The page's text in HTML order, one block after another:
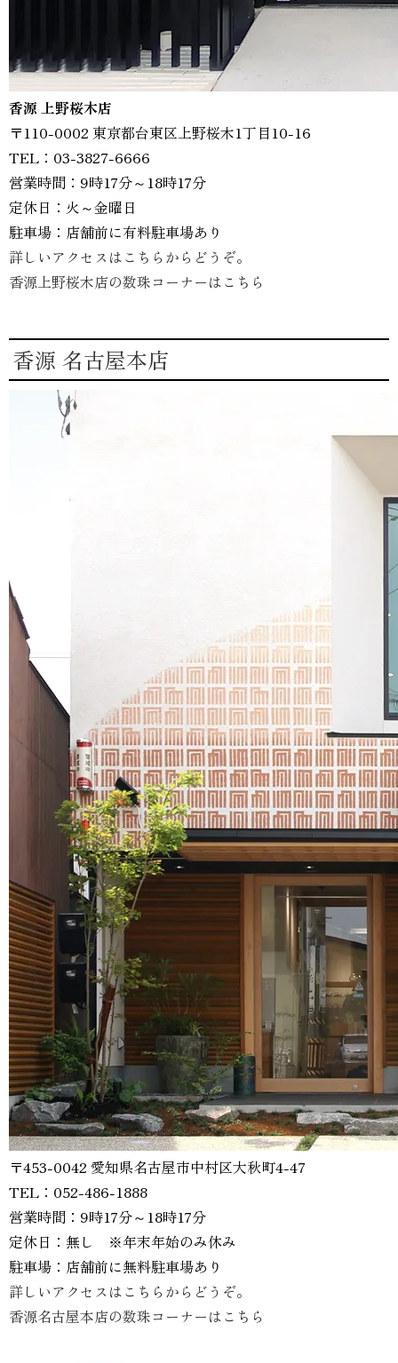
香源 上野桜木店
〒110-0002 東京都台東区上野桜木1丁目10-16
TEL：03-3827-6666
営業時間：9時17分～18時17分
定休日：火～金曜日
駐車場：店舗前に有料駐車場あり
詳しいアクセスはこちらからどうぞ。
香源上野桜木店の数珠コーナーはこちら
香源 名古屋本店
〒453-0042 愛知県名古屋市中村区大秋町4-47
TEL：052-486-1888
営業時間：9時17分～18時17分
定休日：無し ※年末年始のみ休み
駐車場：店舗前に無料駐車場あり
詳しいアクセスはこちらからどうぞ。
香源名古屋本店の数珠コーナーはこちら